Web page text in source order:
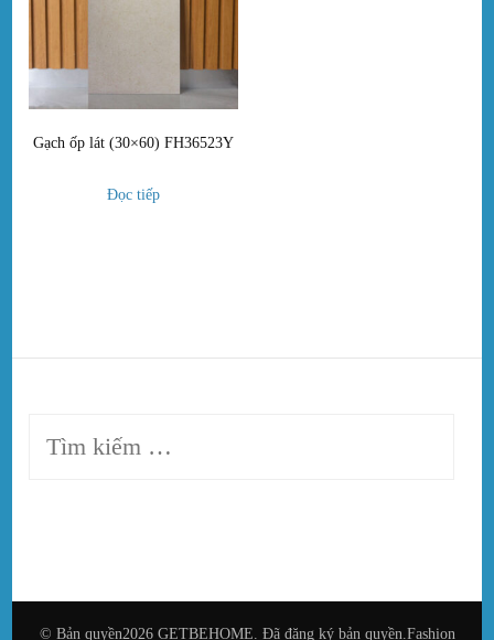
Danh mục sản phẩm
Thẻ sản phẩm
Gạch ốp lát (30×60) FH36523Y
Đọc tiếp
Tìm
© Bản quyền2026 GETBEHOME . Đã đăng ký bản quyền. Fashion